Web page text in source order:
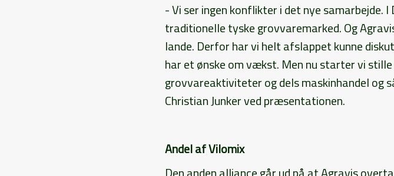
- Vi ser ingen konflikter i det nye samarbejde.
traditionelle tyske grovvaremarked. Og
lande. Derfor har vi helt afslappet kunne
har et ønske om vækst. Men nu starter vi
grovvareaktiviteter og dels maskinhandel og
Christian Junker ved præsentationen.
Andel af Vilomix